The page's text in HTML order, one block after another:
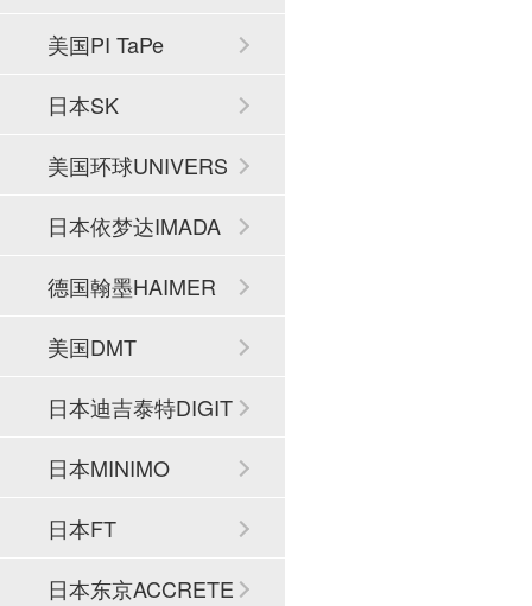
美国PI TaPe
日本SK
美国环球UNIVERS
AL
日本依梦达IMADA
德国翰墨HAIMER
美国DMT
日本迪吉泰特DIGIT
ECH
日本MINIMO
日本FT
日本东京ACCRETE